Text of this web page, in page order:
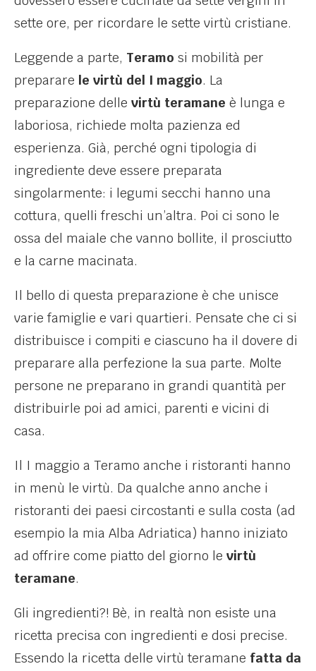
sette ore, per ricordare le sette virtù cristiane.
Leggende a parte, Teramo si mobilità per
preparare le virtù del I maggio. La
preparazione delle virtù teramane è lunga e
laboriosa, richiede molta pazienza ed
esperienza. Già, perché ogni tipologia di
ingrediente deve essere preparata
singolarmente: i legumi secchi hanno una
cottura, quelli freschi un’altra. Poi ci sono le
ossa del maiale che vanno bollite, il prosciutto
e la carne macinata.
Il bello di questa preparazione è che unisce
varie famiglie e vari quartieri. Pensate che ci si
distribuisce i compiti e ciascuno ha il dovere di
preparare alla perfezione la sua parte. Molte
persone ne preparano in grandi quantità per
distribuirle poi ad amici, parenti e vicini di
casa.
Il I maggio a Teramo anche i ristoranti hanno
in menù le virtù. Da qualche anno anche i
ristoranti dei paesi circostanti e sulla costa (ad
esempio la mia Alba Adriatica) hanno iniziato
ad offrire come piatto del giorno le virtù
teramane.
Gli ingredienti?! Bè, in realtà non esiste una
ricetta precisa con ingredienti e dosi precise.
Essendo la ricetta delle virtù teramane fatta da